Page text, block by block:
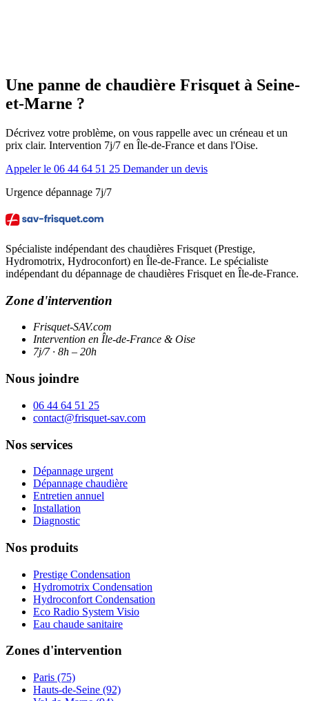
Une panne de chaudière Frisquet à Seine-
et-Marne ?
Décrivez votre problème, on vous rappelle avec un créneau et un
prix clair. Intervention 7j/7 en Île-de-France et dans l'Oise.
Appeler le 06 44 64 51 25 Demander un devis
Urgence dépannage 7j/7
Spécialiste indépendant des chaudières Frisquet (Prestige,
Hydromotrix, Hydroconfort) en Île-de-France. Le spécialiste
indépendant du dépannage de chaudières Frisquet en Île-de-France.
Zone d'intervention
Frisquet-SAV.com
Intervention en Île-de-France & Oise
7j/7 · 8h – 20h
Nous joindre
06 44 64 51 25
contact@frisquet-sav.com
Nos services
Dépannage urgent
Dépannage chaudière
Entretien annuel
Installation
Diagnostic
Nos produits
Prestige Condensation
Hydromotrix Condensation
Hydroconfort Condensation
Eco Radio System Visio
Eau chaude sanitaire
Zones d'intervention
Paris (75)
Hauts-de-Seine (92)